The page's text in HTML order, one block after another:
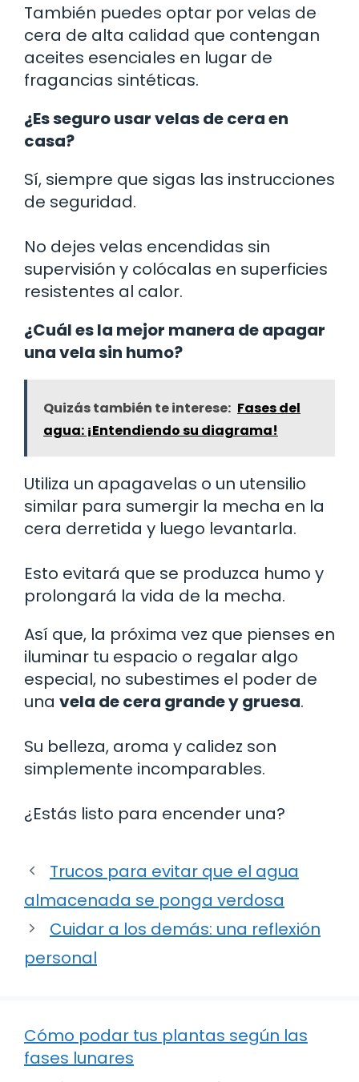
También puedes optar por velas de
cera de alta calidad que contengan
aceites esenciales en lugar de
fragancias sintéticas.
¿Es seguro usar velas de cera en
casa?
Sí, siempre que sigas las instrucciones
de seguridad.
No dejes velas encendidas sin
supervisión y colócalas en superficies
resistentes al calor.
¿Cuál es la mejor manera de apagar
una vela sin humo?
Quizás también te interese: Fases del
agua: ¡Entendiendo su diagrama!
Utiliza un apagavelas o un utensilio
similar para sumergir la mecha en la
cera derretida y luego levantarla.
Esto evitará que se produzca humo y
prolongará la vida de la mecha.
Así que, la próxima vez que pienses en
iluminar tu espacio o regalar algo
especial, no subestimes el poder de
una vela de cera grande y gruesa.
Su belleza, aroma y calidez son
simplemente incomparables.
¿Estás listo para encender una?
Trucos para evitar que el agua
almacenada se ponga verdosa
Cuidar a los demás: una reflexión
personal
Cómo podar tus plantas según las
fases lunares